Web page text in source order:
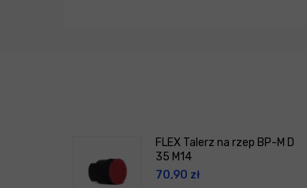
FLEX Talerz na rzep BP-M D
35 M14
70,90 zł